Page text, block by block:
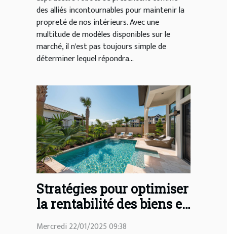
des alliés incontournables pour maintenir la
propreté de nos intérieurs. Avec une
multitude de modèles disponibles sur le
marché, il n'est pas toujours simple de
déterminer lequel répondra...
Stratégies pour optimiser
la rentabilité des biens en
location saisonnière
Mercredi 22/01/2025 09:38